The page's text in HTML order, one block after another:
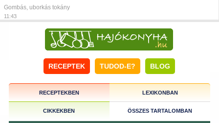
Gombás, uborkás tokány
11:43
RECEPTEK TUDOD-E? BLOG
RECEPTEKBEN LEXIKONBAN
CIKKEKBEN ÖSSZES TARTALOMBAN